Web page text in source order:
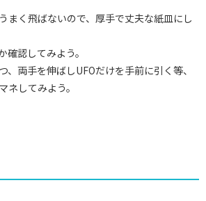
まく飛ばないので、厚手で丈夫な紙皿にし
認してみよう。
両手を伸ばしUFOだけを手前に引く等、
ネしてみよう。